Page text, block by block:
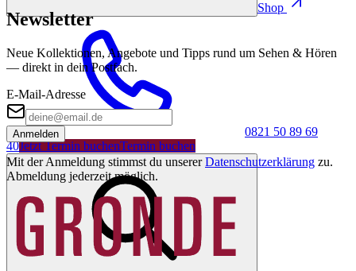
Shop
0821 50 89 69
40Jetzt Termin buchenTermin buchen
Newsletter
Neue Kollektionen, Angebote und Tipps rund um Sehen & Hören
— direkt in dein Postfach.
E-Mail-Adresse
Anmelden
Mit der Anmeldung stimmst du unserer Datenschutzerklärung zu.
Abmeldung jederzeit möglich.